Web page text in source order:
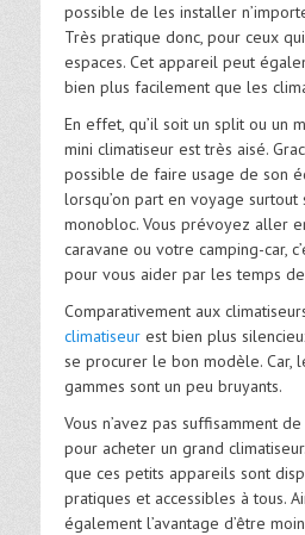
possible de les installer
Très pratique donc, pour ceux
espaces. Cet appareil peut
bien plus facilement que les
En effet, qu’il soit un split ou un
mini climatiseur est très aisé.
possible de faire usage de son
lorsqu’on part en voyage surtout
monobloc. Vous prévoyez aller
caravane ou votre camping-car,
pour vous aider par les temps
Comparativement aux
climatiseur est bien plus
se procurer le bon modèle. Car,
gammes sont un peu bruyants.
Vous n’avez pas suffisamment
pour acheter un grand
que ces petits appareils sont
pratiques et accessibles à tous.
également l’avantage d’être